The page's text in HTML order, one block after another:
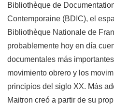
Bibliothèque de
Contemporaine (BDIC), el
Bibliothèque Nationale de
probablemente hoy en día
documentales más
movimiento obrero y los
principios del siglo XX. Más
Maitron creó a partir de su